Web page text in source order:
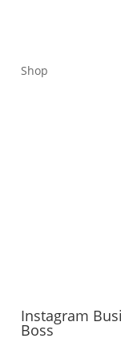
Shop
Instagram
Boss